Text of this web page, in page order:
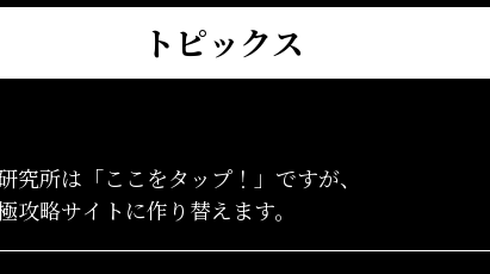
トピックス
究所は「ここをタップ！」ですが、
攻略サイトに作り替えます。